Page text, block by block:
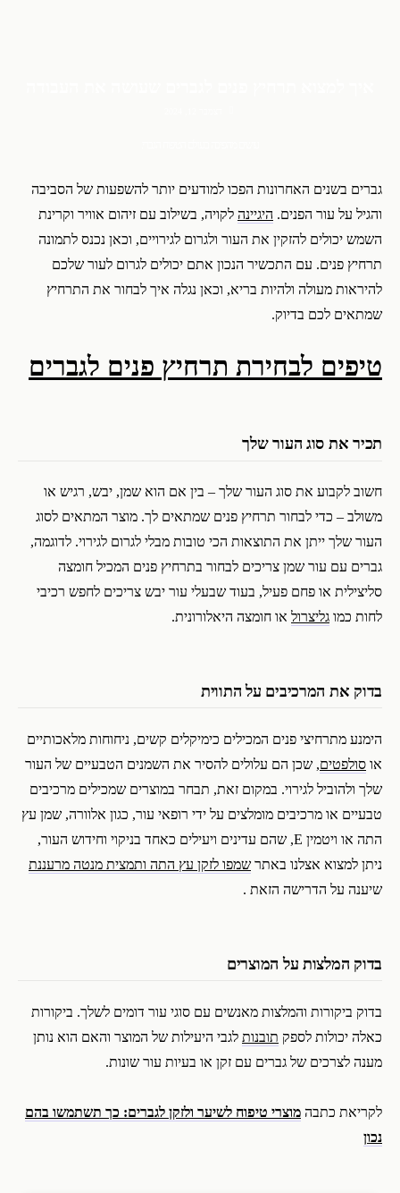
גברים בשנים האחרונות הפכו למודעים יותר להשפעות של הסביבה
והגיל על עור הפנים. היגיינה לקויה, בשילוב עם זיהום אוויר וקרינת
השמש יכולים להזקין את העור ולגרום לגירויים, וכאן נכנס לתמונה
תרחיץ פנים. עם התכשיר הנכון אתם יכולים לגרום לעור שלכם
להיראות מעולה ולהיות בריא, וכאן נגלה איך לבחור את התרחיץ
שמתאים לכם בדיוק.
טיפים לבחירת תרחיץ פנים לגברים
תכיר את סוג העור שלך
חשוב לקבוע את סוג העור שלך – בין אם הוא שמן, יבש, רגיש או
משולב – כדי לבחור תרחיץ פנים שמתאים לך. מוצר המתאים לסוג
העור שלך ייתן את התוצאות הכי טובות מבלי לגרום לגירוי. לדוגמה,
גברים עם עור שמן צריכים לבחור בתרחיץ פנים המכיל חומצה
סליצילית או פחם פעיל, בעוד שבעלי עור יבש צריכים לחפש רכיבי
לחות כמו גליצרול או חומצה היאלורונית.
בדוק את המרכיבים על התווית
הימנע מתרחיצי פנים המכילים כימיקלים קשים, ניחוחות מלאכותיים
או סולפטים, שכן הם עלולים להסיר את השמנים הטבעיים של העור
שלך ולהוביל לגירוי. במקום זאת, תבחר במוצרים שמכילים מרכיבים
טבעיים או מרכיבים מומלצים על ידי רופאי עור, כגון אלוורה, שמן עץ
התה או ויטמין E, שהם עדינים ויעילים כאחד בניקוי וחידוש העור,
ניתן למצוא אצלנו באתר שמפו לזקן עץ התה ותמצית מנטה מרעננת
שיענה על הדרישה הזאת .
בדוק המלצות על המוצרים
בדוק ביקורות והמלצות מאנשים עם סוגי עור דומים לשלך. ביקורות
כאלה יכולות לספק תובנות לגבי היעילות של המוצר והאם הוא נותן
מענה לצרכים של גברים עם זקן או בעיות עור שונות.
לקריאת כתבה מוצרי טיפוח לשיער ולזקן לגברים: כך תשתמשו בהם
נכון